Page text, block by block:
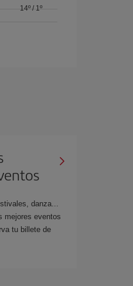
14º/ 1º
danza...
mejores eventos
tu billete de